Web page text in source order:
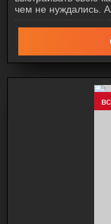
чем не нуждались.